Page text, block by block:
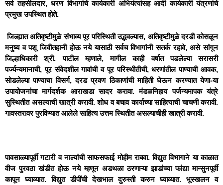
सर्व तहसीलदार, धरण विभागांचे कार्यकारी अभियंत्यांसह आदी कार्यकारी यंत्रणांचे
प्रमुख उपस्थित होते.
जिल्ह्यात अतिवृष्टीमुळे संभाव्य पूर परिस्थिती उद्भवल्यास, अतिवृष्टीमुळे दरडी कोसळून
मनुष्य व पशू जिवीतहानी होऊ नये यासाठी सर्वच विभागांनी सतर्क रहावे, असे सांगून
जिल्हाधिकारी श्री. पाटील म्हणाले, मागील काही वर्षात पडलेल्या सरासरी
पर्ज्यन्यमानाची, पूर संवेदशील गावांची व पूर परिस्थीतीची, धरणांतील पाण्याची आवक,
सोडलेल्या पाण्याचा विसर्ग, दरड प्रवण ठिकाणांची माहिती घेऊन करण्यात येणा-या
उपायोजनांचा मार्गदर्शक आराखडा सादर करावा. मंडळनिहाय पर्जन्यमापक यंत्रे
सुस्थितीत असल्याची खात्री करावी. शोध व बचाव कार्याच्या साहित्याची चाचणी करावी.
गावस्तरावर पुरविण्यात आलेले साहित्य उत्तम स्थितीत असल्याचीही खात्री करावी.
पावसाळ्यापूर्वी गटारी व नाल्यांची साफसफाई मोहीम राबवा. विद्युत विभागाने या काळात
वीज पुरवठा खंडीत होऊ नये म्हणून अडथळा ठरणाऱ्या झाडांच्या फांद्या मान्सुनपूर्वी
कापून घ्याव्यात. विद्युत डीपींची देखभाल दुरुस्ती करुन घ्याव्यात. भूस्खलन व